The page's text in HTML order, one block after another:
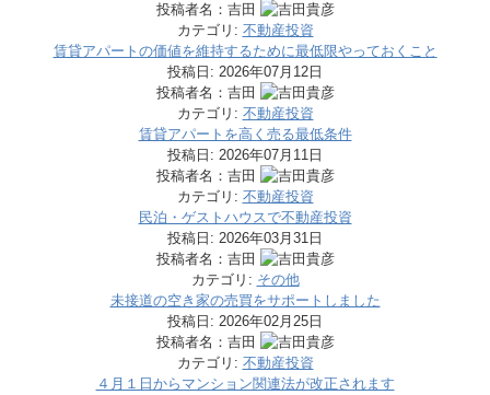
投稿者名：吉田
カテゴリ: 不動産投資
賃貸アパートの価値を維持するために最低限やっておくこと
投稿日: 2026年07月12日
投稿者名：吉田
カテゴリ: 不動産投資
賃貸アパートを高く売る最低条件
投稿日: 2026年07月11日
投稿者名：吉田
カテゴリ: 不動産投資
民泊・ゲストハウスで不動産投資
投稿日: 2026年03月31日
投稿者名：吉田
カテゴリ: その他
未接道の空き家の売買をサポートしました
投稿日: 2026年02月25日
投稿者名：吉田
カテゴリ: 不動産投資
４月１日からマンション関連法が改正されます